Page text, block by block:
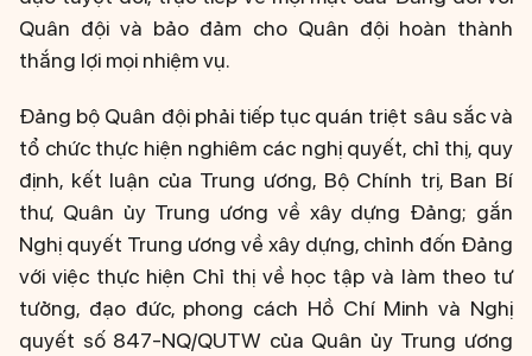
Quân đội và bảo đảm cho Quân đội hoàn thành
thắng lợi mọi nhiệm vụ.
Đảng bộ Quân đội phải tiếp tục quán triệt sâu sắc và
tổ chức thực hiện nghiêm các nghị quyết, chỉ thị, quy
định, kết luận của Trung ương, Bộ Chính trị, Ban Bí
thư, Quân ủy Trung ương về xây dựng Đảng; gắn
Nghị quyết Trung ương về xây dựng, chỉnh đốn Đảng
với việc thực hiện Chỉ thị về học tập và làm theo tư
tưởng, đạo đức, phong cách Hồ Chí Minh và Nghị
quyết số 847-NQ/QUTW của Quân ủy Trung ương